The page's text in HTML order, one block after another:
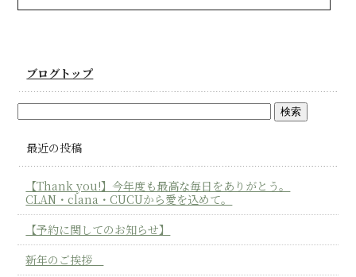
ブログトップ
最近の投稿
【Thank you!】今年度も最高な毎日をありがとう。
CLAN・clana・CUCUから愛を込めて。
【予約に関してのお知らせ】
新年のご挨拶